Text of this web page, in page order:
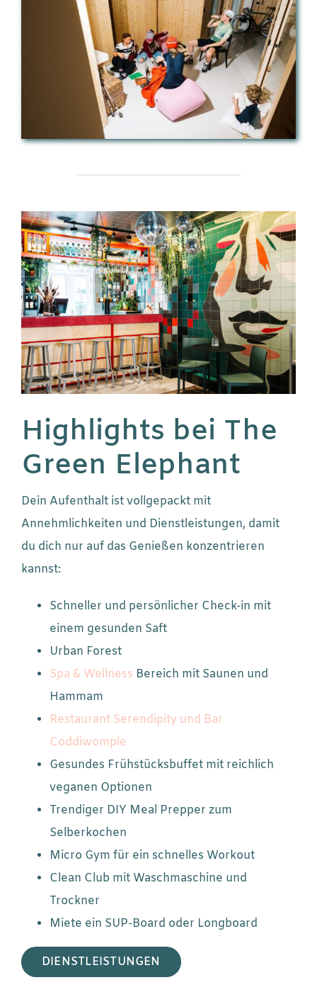
Highlights bei The
Green Elephant
Dein Aufenthalt ist vollgepackt mit
Annehmlichkeiten und Dienstleistungen, damit
du dich nur auf das Genießen konzentrieren
kannst:
Schneller und persönlicher Check-in mit
einem gesunden Saft
Urban Forest
Spa & Wellness Bereich mit Saunen und
Hammam
Restaurant Serendipity und Bar
Coddiwomple
Gesundes Frühstücksbuffet mit reichlich
veganen Optionen
Trendiger DIY Meal Prepper zum
Selberkochen
Micro Gym für ein schnelles Workout
Clean Club mit Waschmaschine und
Trockner
Miete ein SUP-Board oder Longboard
DIENSTLEISTUNGEN